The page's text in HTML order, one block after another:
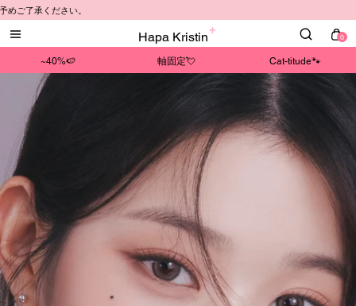
Hapa Kristin 0
~40%🍉 軸固定💘 Cat-titude🐾
い。